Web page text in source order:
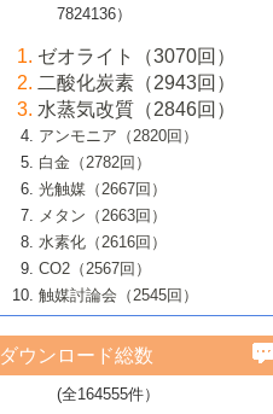
触媒技術
大学：オンライン・対面開催）
ライン開催(Zoom)のみ）
6号 メタン転換技術の最新動向
B号 第125回触媒討論会（2020年・工学
院大学）
5号 固体触媒による含窒素有機化合物変
換の最前線
6号 貴金属使用量低減に向けた自動車排
ガス浄化触媒の開発
B号 第123回触媒討論会（2019年・大阪
6号 非貴金属系触媒における電気化学的
B号 第121回触媒討論会（2018年・東京
大学）
ロセスへの適用
5号 水素のふるまいを解き明かす最先端
研究
6号 低級アルカンの有効利用のための触
媒技術
B号 第119回触媒討論会（2017年・首都
大学東京）
2号 リグニンからの化成品製造に向けた触
媒技術
3号 触媒研究の最先端～とびたて若き研究
者たち～（1）
4号 触媒研究の最先端～とびたて若き研究
者たち～（2）
5号 触媒研究の最先端～とびたて若き研究
者たち～（3）
6号 イオニクス材料と燃料電池・電解合成
の最新の研究動向
B号 第117回触媒討論会（2016年・大阪府
立大学）
2号 石油精製用触媒の最近の進展
3号 固体酸化物形燃料電池（SOFC）におけ
るアノード触媒上での燃料直接改質技術
4号 コアシェル構造の制御による触媒機能
5号 工業触媒およびその周辺技術の最近の
進歩
6号 ナノシート
B号 第115回触媒討論会（2015年・成蹊大
2号 光触媒反応機構に関する最新の研究動
向
開発動向
4号 人工光合成に向けた近年のアプローチ
5号 未利用熱エネルギーの有効活用に貢献
する触媒技術
6号 ポリオキソメタレート
B号 第113回触媒討論会（2014年・ロワジ
ールホテル豊橋）
1号 高耐久性燃料電池システム用触媒にお
ける新展開
2号 リビングラジカル重合の最近の動向
3号 天然ガスの化学工業的展開に関する触
媒技術
4号 貴金属触媒の精密構造制御とその活用
5号 バイオマス化成品製造のための固体触
6号 ナノ空間─吸着状態解析から新機能開拓
B号 第111回触媒討論会（2013年・関西大
▼54巻（2012年）
1号 規則性多孔体の利用技術における最近
の進歩
2号 第109回触媒討論会
3号 貴金属低減技術の最新動向
4号 貴金属代替技術の最新動向
5号 光触媒による物質変換反応の新展開
6号 グラフェン
7号 水素を利用する化成品合成の新潮流
▼53巻（2011年）
1号 金属学から見る合金触媒の新展開
2号 第107回触媒討論会
3号 触媒のその場観察法の進歩（１）
4号 触媒のその場観察法の進歩（２）
5号 不活性結合の触媒的活性化による有機
合成
6号 新しい固体酸触媒技術
7号 ゼオライト合成における最近の進歩
▼52巻（2010年）
1号 触媒の劣化対策と長寿命触媒開発
2号 第105回触媒討論会
3号 ナノ構造が拓く新機能
4号 活性サイトおよびその環境の精密な設
計による触媒の高機能化
5号 触媒を有効に使うための技術
7号 有機分子触媒による精密有機合成
1号 炭素材料－熱い注目を集める材料－
2号 第103回触媒討論会
3号 環境浄化用光触媒の現状と課題
4号 水素社会の実現に向けた水素製造・貯
蔵技術の進歩
5号 CO2が関わる触媒・材料
▼50巻（2008年）
1号 触媒化学と学会のこの10年，半世紀，
そして未来
2号 第101回触媒討論会
4号 錯体を利用したユニークな表面構造の
構築と機能
▼49巻（2007年）
1号 含フッ素化合物の合成と触媒
2号 第99回触媒討論会
3号 実用的ファインケミカル合成プロセス
を実現する触媒
▼48巻（2006年）
1号 固体酸触媒の最近の進歩
2号 第97回触媒討論会
3号 リビング重合触媒の最近の展開
1号 最近の触媒担体とその効果
2号 第95回触媒討論会
▼46巻（2004年）
1号 部分酸化反応触媒の最前線
▼45巻（2003年）
7824136）
ゼオライト（3070回）
二酸化炭素（2943回）
水蒸気改質（2846回）
アンモニア（2820回）
白金（2782回）
光触媒（2667回）
メタン（2663回）
水素化（2616回）
CO2（2567回）
触媒討論会（2545回）
ダウンロード総数
(全164555件）